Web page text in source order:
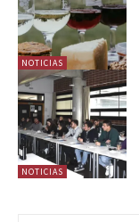
NOTICIAS
NOTICIAS